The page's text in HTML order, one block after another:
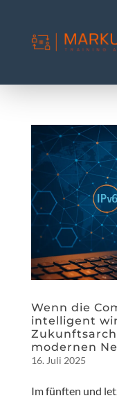
Wenn die
intelligent
modernen
16. Juli 2025
Im fünften und